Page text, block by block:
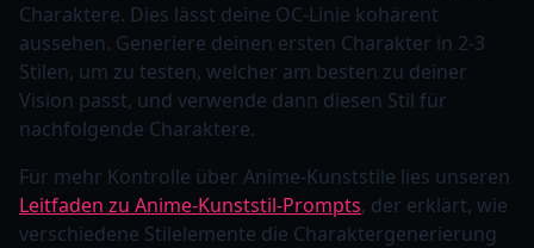
Charaktere. Dies lässt deine OC-Linie kohärent
aussehen. Generiere deinen ersten Charakter in 2-3
Stilen, um zu testen, welcher am besten zu deiner
Vision passt, und verwende dann diesen Stil für
nachfolgende Charaktere.
Für mehr Kontrolle über Anime-Kunststile lies unseren
Leitfaden zu Anime-Kunststil-Prompts, der erklärt, wie
verschiedene Stilelemente die Charaktergenerierung